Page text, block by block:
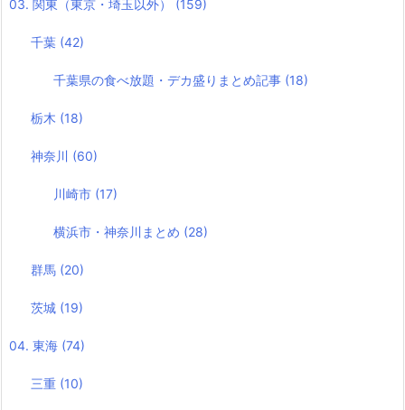
03. 関東（東京・埼玉以外） (159)
千葉 (42)
千葉県の食べ放題・デカ盛りまとめ記事 (18)
栃木 (18)
神奈川 (60)
川崎市 (17)
横浜市・神奈川まとめ (28)
群馬 (20)
茨城 (19)
04. 東海 (74)
三重 (10)